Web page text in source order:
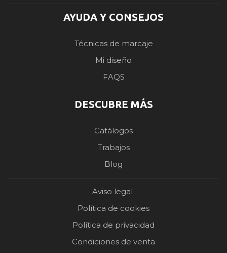
AYUDA Y CONSEJOS
Técnicas de marcaje
Mi diseño
FAQS
DESCUBRE MÁS
Catálogos
Trabajos
Blog
Aviso legal
Política de cookies
Política de privacidad
Condiciones de venta